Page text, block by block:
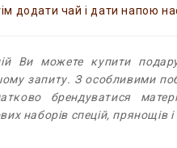
додати чай і дати напою
Ви можете купити
запиту. З особливими
брендуватися
наборів спецій, прянощів